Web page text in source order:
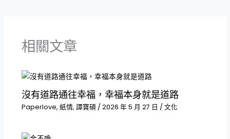
相關文章
沒有道路通往幸福，幸福本身就是道路
Paperlove, 紙情, 譚寶碩 / 2026 年 5 月 27 日 / 文化